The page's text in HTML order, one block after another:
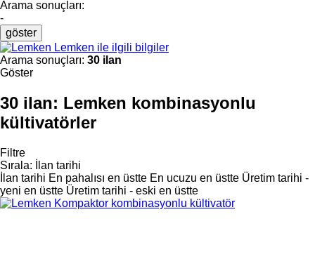
Arama sonuçları:
-
göster
Lemken ile ilgili bilgiler
Arama sonuçları: 30 ilan
Göster
30 ilan: Lemken kombinasyonlu
kültivatörler
Filtre
Sırala:
İlan tarihi
İlan tarihi En pahalısı en üstte En ucuzu en üstte Üretim tarihi -
yeni en üstte Üretim tarihi - eski en üstte